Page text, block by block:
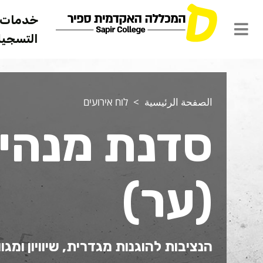
خدمات
الصفحة الرئيسية לוח אירועים
סדנת
(ער)
הנציבות להוגנות מגדרית, שיוויון